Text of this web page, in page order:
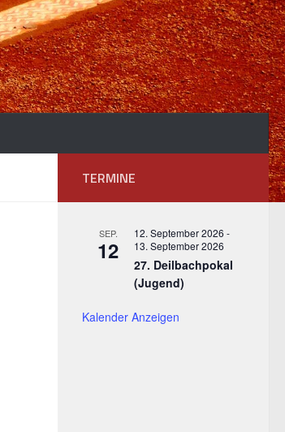
TERMINE
SEP.
12
12. September 2026 -
13. September 2026
27. Deilbachpokal
(Jugend)
Kalender Anzeigen